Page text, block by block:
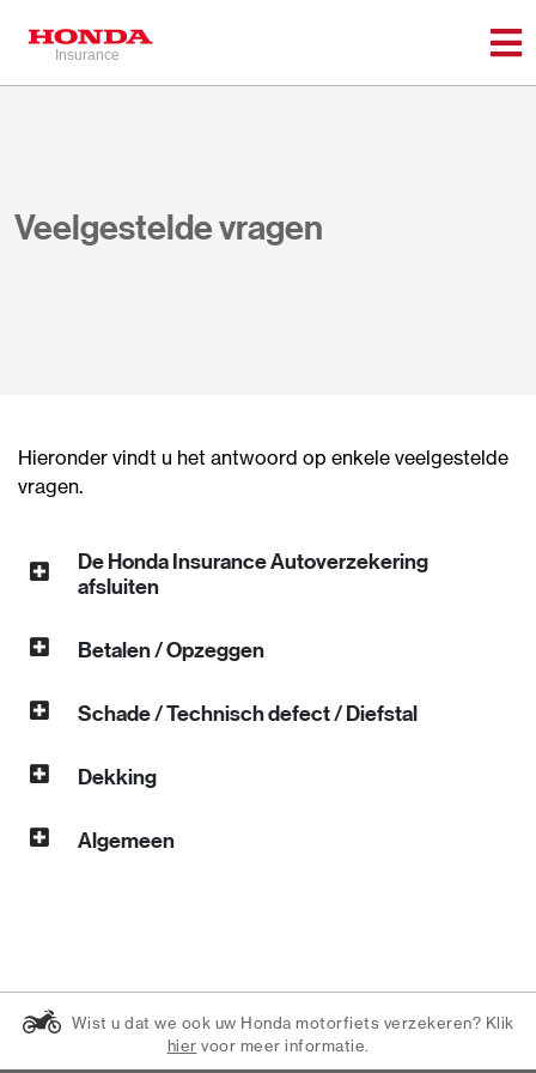
Veelgestelde vragen
Hieronder vindt u het antwoord op enkele veelgestelde
vragen.
De Honda Insurance Autoverzekering
afsluiten
Betalen / Opzeggen
Schade / Technisch defect / Diefstal
Dekking
Algemeen
Wist u dat we ook uw Honda motorfiets verzekeren? Klik
hier voor meer informatie.